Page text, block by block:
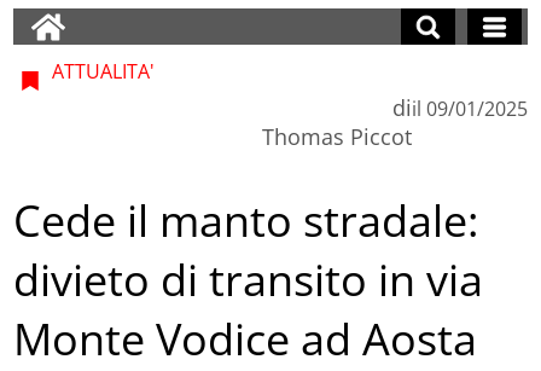
ATTUALITA'
di
Thomas Piccot
il 09/01/2025
Cede il manto stradale:
divieto di transito in via
Monte Vodice ad Aosta